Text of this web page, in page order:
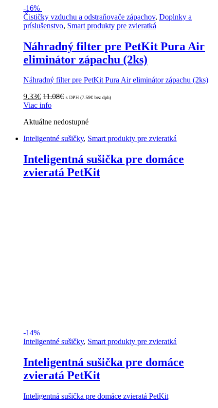
-16%
Čističky vzduchu a odstraňovače zápachov, Doplnky a
príslušenstvo, Smart produkty pre zvieratká
Náhradný filter pre PetKit Pura Air
eliminátor zápachu (2ks)
Náhradný filter pre PetKit Pura Air eliminátor zápachu (2ks)
9.33€ 11.08€ s DPH (7.59€ bez dph)
Viac info
Aktuálne nedostupné
Inteligentné sušičky, Smart produkty pre zvieratká
Inteligentná sušička pre domáce
zvieratá PetKit
-14%
Inteligentné sušičky, Smart produkty pre zvieratká
Inteligentná sušička pre domáce
zvieratá PetKit
Inteligentná sušička pre domáce zvieratá PetKit